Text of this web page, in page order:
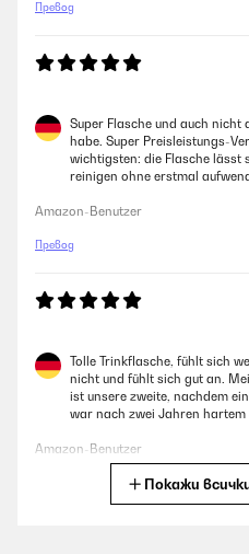
Превод
Super Flasche und auch
habe. Super Preisleistungs-
wichtigsten: die Flasche lässt
reinigen ohne erstmal
Amazon-Benutzer
Превод
Tolle Trinkflasche, fühlt sich
nicht und fühlt sich gut an.
ist unsere zweite, nachdem
war nach zwei Jahren
Amazon-Benutzer
Покажи